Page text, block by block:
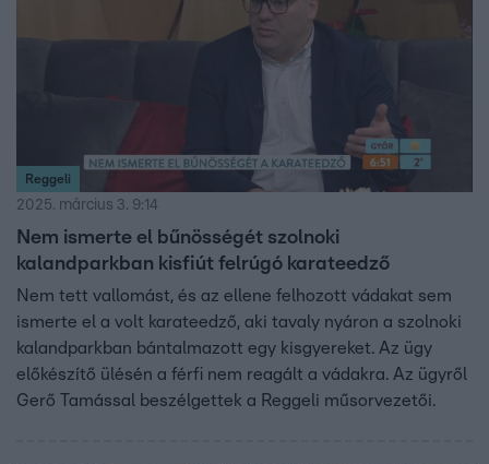
Reggeli
2025. március 3. 9:14
Nem ismerte el bűnösségét szolnoki
kalandparkban kisfiút felrúgó karateedző
Nem tett vallomást, és az ellene felhozott vádakat sem
ismerte el a volt karateedző, aki tavaly nyáron a szolnoki
kalandparkban bántalmazott egy kisgyereket. Az ügy
előkészítő ülésén a férfi nem reagált a vádakra. Az ügyről
Gerő Tamással beszélgettek a Reggeli műsorvezetői.